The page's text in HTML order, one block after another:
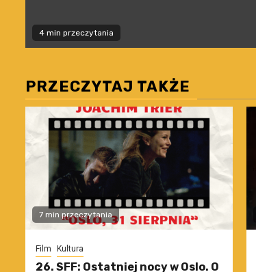
4 min przeczytania
PRZECZYTAJ TAKŻE
7 min przeczytania
Film Kultura
26. SFF: Ostatniej nocy w Oslo. O